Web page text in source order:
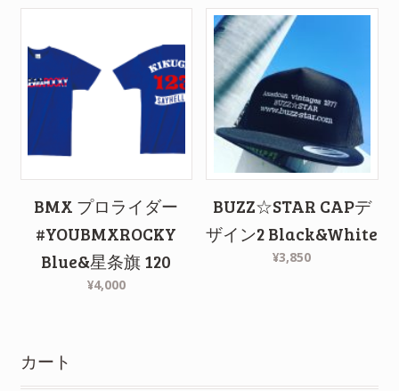
BMX プロライダー
#YOUBMXROCKY
Blue&星条旗 120
¥4,000
BUZZ☆STAR CAPデ
ザイン2 Black&White
¥3,850
カート